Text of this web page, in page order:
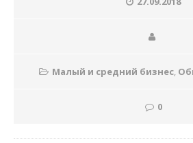
Малый и средний бизнес,
0